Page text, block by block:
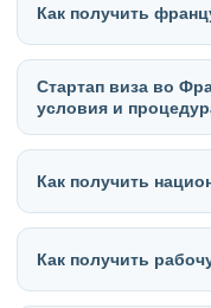
Как получить
Стартап виза во
условия и
Как получить
Как получить